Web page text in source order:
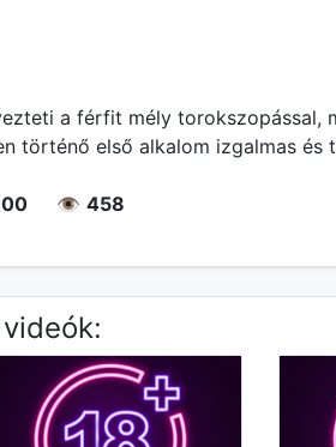
a férfit mély torokszopással,
történő első alkalom izgalmas
👁️ 458
videók: